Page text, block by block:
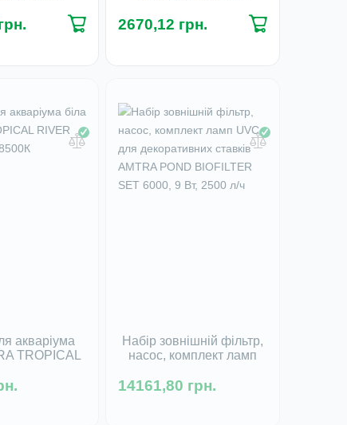
6.8Вт
FRESH 8.6Вт
2670,12 грн.
акваріума
TROPICAL
Набір зовнішній фільтр,
насос, комплект ламп
ставків AMTRA POND
BIOFILTER SET 6000, 9
14161,80 грн.